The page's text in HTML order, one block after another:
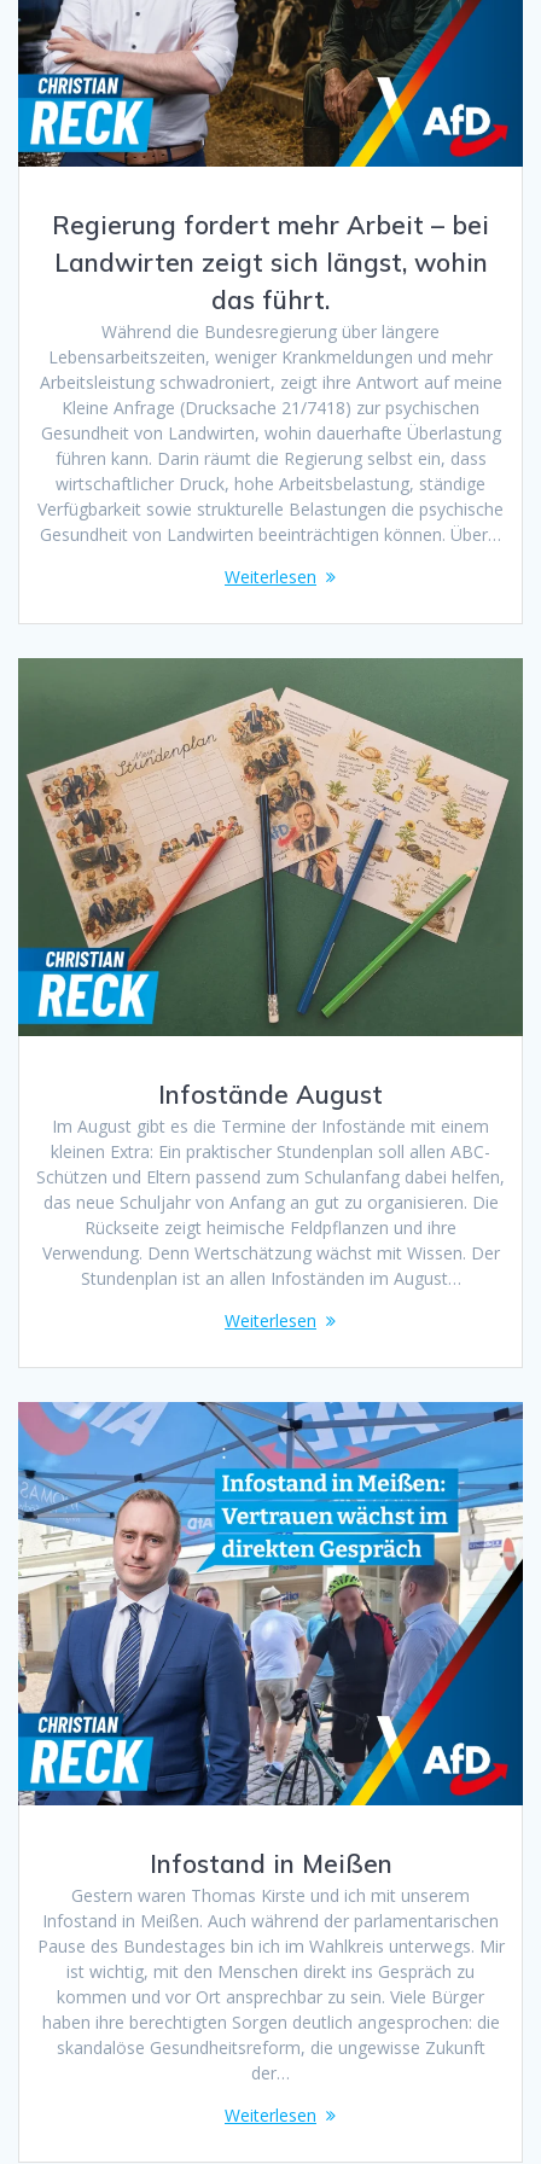
Regierung fordert mehr Arbeit – bei
Landwirten zeigt sich längst, wohin
das führt.
Während die Bundesregierung über längere
Lebensarbeitszeiten, weniger Krankmeldungen und mehr
Arbeitsleistung schwadroniert, zeigt ihre Antwort auf meine
Kleine Anfrage (Drucksache 21/7418) zur psychischen
Gesundheit von Landwirten, wohin dauerhafte Überlastung
führen kann. Darin räumt die Regierung selbst ein, dass
wirtschaftlicher Druck, hohe Arbeitsbelastung, ständige
Verfügbarkeit sowie strukturelle Belastungen die psychische
Gesundheit von Landwirten beeinträchtigen können. Über…
Weiterlesen
Infostände August
Im August gibt es die Termine der Infostände mit einem
kleinen Extra: Ein praktischer Stundenplan soll allen ABC-
Schützen und Eltern passend zum Schulanfang dabei helfen,
das neue Schuljahr von Anfang an gut zu organisieren. Die
Rückseite zeigt heimische Feldpflanzen und ihre
Verwendung. Denn Wertschätzung wächst mit Wissen. Der
Stundenplan ist an allen Infoständen im August…
Weiterlesen
Infostand in Meißen
Gestern waren Thomas Kirste und ich mit unserem
Infostand in Meißen. Auch während der parlamentarischen
Pause des Bundestages bin ich im Wahlkreis unterwegs. Mir
ist wichtig, mit den Menschen direkt ins Gespräch zu
kommen und vor Ort ansprechbar zu sein. Viele Bürger
haben ihre berechtigten Sorgen deutlich angesprochen: die
skandalöse Gesundheitsreform, die ungewisse Zukunft
der…
Weiterlesen